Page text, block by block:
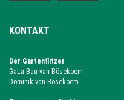
KONTAKT
Der Gartenflitzer
GaLa Bau van Bösekoem
Dominik van Bösekoem